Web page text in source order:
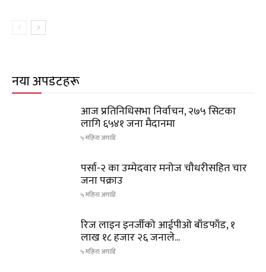
नयाँ अपडेटहरू
आज प्रतिनिधिसभा निर्वाचन, २७५ सिटका
लागि ६५४१ जना मैदानमा
५ महिना अगाडि
पर्सा-२ का उम्मेदवार मनोज चौधरीसहित चार
जना पक्राउ
५ महिना अगाडि
रिज लाइन इनर्जीको आईपीओ बाँडफाँड, १
लाख १८ हजार २६ जनाले...
५ महिना अगाडि